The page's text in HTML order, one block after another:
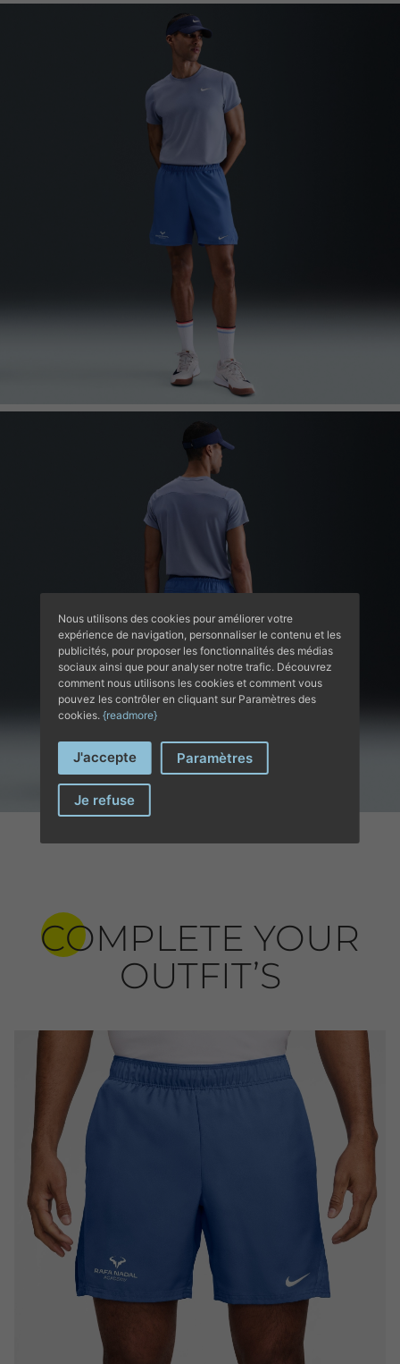
COMPLETE YOUR
OUTFIT’S
Nous utilisons des cookies pour améliorer votre
expérience de navigation, personnaliser le contenu et les
publicités, pour proposer les fonctionnalités des médias
sociaux ainsi que pour analyser notre trafic. Découvrez
comment nous utilisons les cookies et comment vous
pouvez les contrôler en cliquant sur Paramètres des
cookies. {readmore}
J'accepte Paramètres
Je refuse